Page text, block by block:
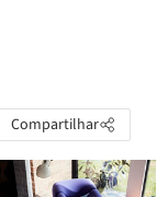
Compartilhar